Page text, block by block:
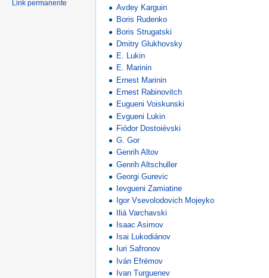
Avdey Karguin
Boris Rudenko
Boris Strugatski
Dmitry Glukhovsky
E. Lukin
E. Marinin
Ernest Marinin
Ernest Rabinovitch
Eugueni Voiskunski
Evgueni Lukin
Fiódor Dostoiévski
G. Gor
Genrih Altov
Genrih Altschuller
Georgi Gurevic
Ievgueni Zamiatine
Igor Vsevolodovich Mojeyko
Iliá Varchavski
Isaac Asimov
Isai Lukodiánov
Iuri Safronov
Iván Efrémov
Ivan Turguenev
Link permanente